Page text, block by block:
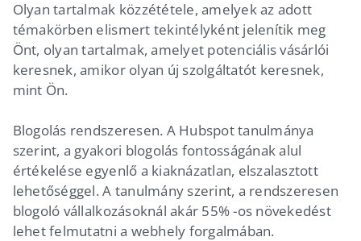
Olyan tartalmak közzététele, amelyek az adott
témakörben elismert tekintélyként jelenítik meg
Önt, olyan tartalmak, amelyet potenciális vásárlói
keresnek, amikor olyan új szolgáltatót keresnek,
mint Ön.
Blogolás rendszeresen. A Hubspot tanulmánya
szerint, a gyakori blogolás fontosságának alul
értékelése egyenlő a kiaknázatlan, elszalasztott
lehetőséggel. A tanulmány szerint, a rendszeresen
blogoló vállalkozásoknál akár 55% -os növekedést
lehet felmutatni a webhely forgalmában.